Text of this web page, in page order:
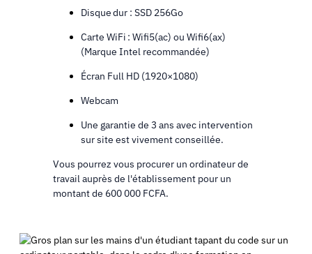
Disque dur : SSD 256Go
Carte WiFi : Wifi5(ac) ou Wifi6(ax)
(Marque Intel recommandée)
Écran Full HD (1920×1080)
Webcam
Une garantie de 3 ans avec intervention
sur site est vivement conseillée.
Vous pourrez vous procurer un ordinateur de
travail auprès de l'établissement pour un
montant de 600 000 FCFA.